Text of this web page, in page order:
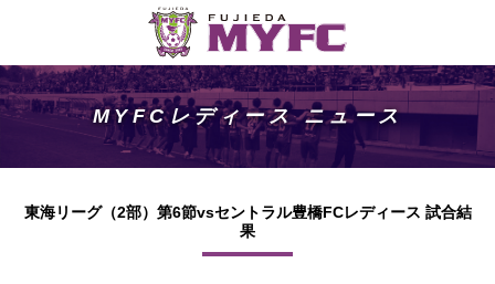
MYFCレディース ニュース
東海リーグ（2部）第6節vsセントラル豊橋FCレディース 試合結
果